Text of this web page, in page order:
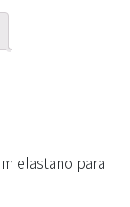
elastano para